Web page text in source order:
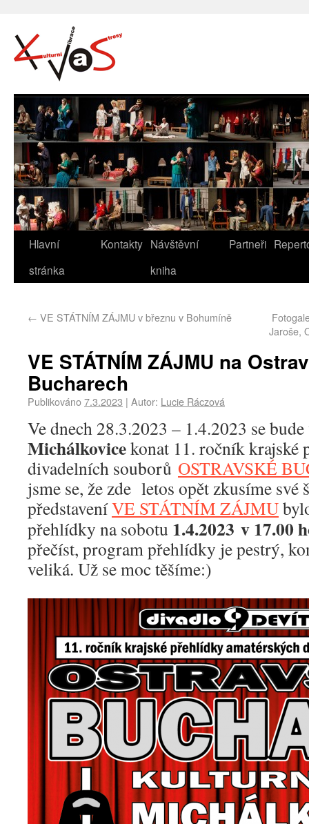
Hlavní
stránka
Kontakty Návštěvní
kniha
Partneři
← VE STÁTNÍM ZÁJMU v březnu v Bohumíně
Jaroše,
VE STÁTNÍM ZÁJMU na
Bucharech
Publikováno7.3.2023 | Autor: Lucie Ráczová
Ve dnech 28.3.2023 – 1.4.2023 se
Michálkovicekonat 11. ročník krajské
divadelních souborů OSTRAVSKÉ
jsme se, že zde letos opět zkusíme své
představeníVE STÁTNÍM ZÁJMU
přehlídky na sobotu 1.4.2023 v 17.00
přečíst, program přehlídky je pestrý,
veliká. Už se moc těšíme:)